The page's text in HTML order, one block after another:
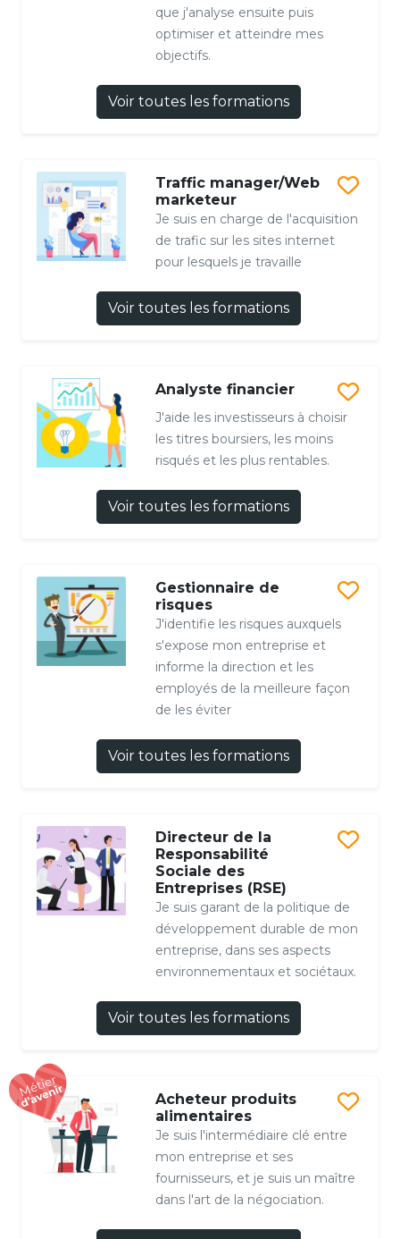
que j'analyse ensuite puis
optimiser et atteindre mes
objectifs.
Voir toutes les formations
Traffic manager/Web
marketeur
Je suis en charge de l'acquisition
de trafic sur les sites internet
pour lesquels je travaille
Voir toutes les formations
Analyste financier
J'aide les investisseurs à choisir
les titres boursiers, les moins
risqués et les plus rentables.
Voir toutes les formations
Gestionnaire de
risques
J'identifie les risques auxquels
s'expose mon entreprise et
informe la direction et les
employés de la meilleure façon
de les éviter
Voir toutes les formations
Directeur de la
Responsabilité
Sociale des
Entreprises (RSE)
Je suis garant de la politique de
développement durable de mon
entreprise, dans ses aspects
environnementaux et sociétaux.
Voir toutes les formations
Acheteur produits
alimentaires
Je suis l'intermédiaire clé entre
mon entreprise et ses
fournisseurs, et je suis un maître
dans l'art de la négociation.